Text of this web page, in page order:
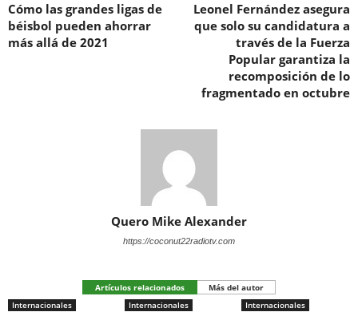
Cómo las grandes ligas de
béisbol pueden ahorrar
más allá de 2021
Leonel Fernández asegura
que solo su candidatura a
través de la Fuerza
Popular garantiza la
recomposición de lo
fragmentado en octubre
Quero Mike Alexander
https://coconut22radiotv.com
Artículos relacionados
Más del autor
Internacionales
Internacionales Internacionales